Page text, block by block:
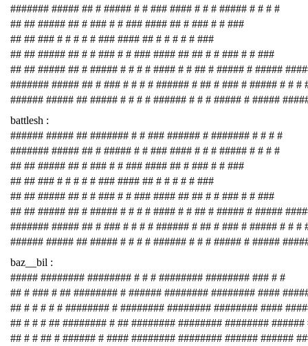
####### ##### ## # ##### # # ### #### # # # ##### # # # #
## ## ##### ## # ### # # ### #### ## # ### # # ###
## ## ### # # # # # ### #### ## # # # # # ###
## ## ##### ## # # ### # # ### #### ## ## # # ### # # ###
## ## ##### ## # ##### # # # # #### # # ## # ##### # #####
####### ##### ## # ### # # # # ###### # ## # ### # ##### # # #
###### ##### ## ##### # # # # ###### # # # ##### # #####
battlesh :
###### ##### ## ####### # # ### ###### # ####### # # # #
####### ##### ## # ##### # # ### #### # # # ##### # # # #
## ## ##### ## # ### # # ### #### ## # ### # # ###
## ## ### # # # # # ### #### ## # # # # # ###
## ## ##### ## # # ### # # ### #### ## ## # # ### # # ###
## ## ##### ## # ##### # # # # #### # # ## # ##### # #####
####### ##### ## # ### # # # # ###### # ## # ### # ##### # # #
###### ##### ## ##### # # # # ###### # # # ##### # #####
baz__bil :
##### ######## ######## # # # ######## ######## ### # #
## # ### # ## ######## # ###### ######## ######## ####
## # # # # # ######## # ######## ######## ######## ####
## # # # ## ######## # ## ######## ######## ######## ######
## # # ## # ###### # #### ######## ######## ###### ######